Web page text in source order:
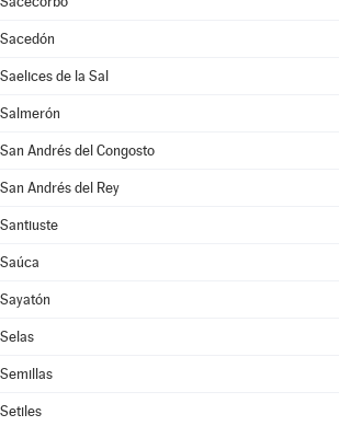
Sacedón
Saelices de la Sal
Salmerón
San Andrés del Congosto
San Andrés del Rey
Santiuste
Saúca
Sayatón
Selas
Semillas
Setiles